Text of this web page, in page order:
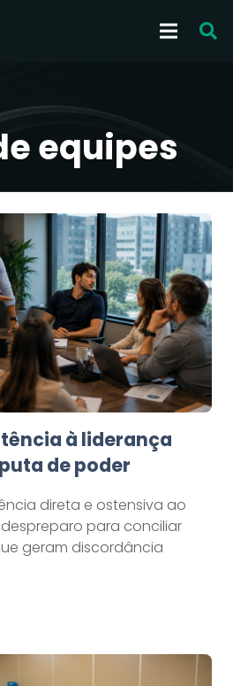
equipes
à liderança
de poder
direta e ostensiva ao
para conciliar
geram discordância